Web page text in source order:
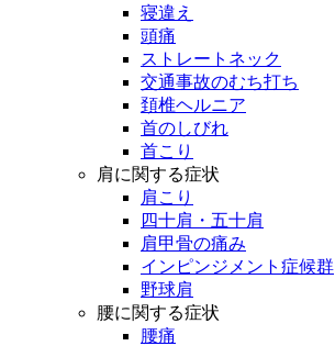
寝違え
頭痛
ストレートネック
交通事故のむち打ち
頚椎ヘルニア
首のしびれ
首こり
肩に関する症状
肩こり
四十肩・五十肩
肩甲骨の痛み
インピンジメント症候群
野球肩
腰に関する症状
腰痛